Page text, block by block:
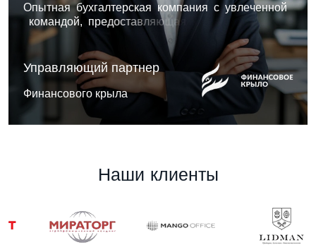
Опытная бухгалтерская компания с увлеченной
командой, предоставляю щ ая пл ек ны
ешен а ли
Управляющий партнер
Финансового крыла
Наши клиенты